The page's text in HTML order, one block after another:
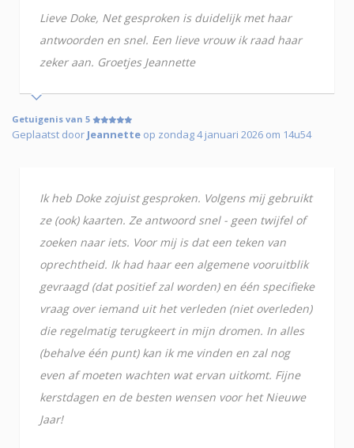
Lieve Doke, Net gesproken is duidelijk met haar
antwoorden en snel. Een lieve vrouw ik raad haar
zeker aan. Groetjes Jeannette
Getuigenis van 5
Geplaatst door Jeannette op zondag 4 januari 2026 om 14u54
Ik heb Doke zojuist gesproken. Volgens mij gebruikt
ze (ook) kaarten. Ze antwoord snel - geen twijfel of
zoeken naar iets. Voor mij is dat een teken van
oprechtheid. Ik had haar een algemene vooruitblik
gevraagd (dat positief zal worden) en één specifieke
vraag over iemand uit het verleden (niet overleden)
die regelmatig terugkeert in mijn dromen. In alles
(behalve één punt) kan ik me vinden en zal nog
even af moeten wachten wat ervan uitkomt. Fijne
kerstdagen en de besten wensen voor het Nieuwe
Jaar!